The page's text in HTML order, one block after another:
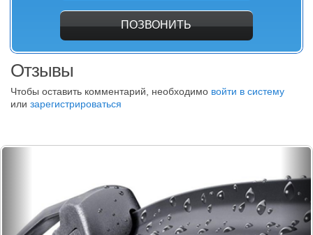
ПОЗВОНИТЬ
Отзывы
Чтобы оставить комментарий, необходимо войти в систему
или зарегистрироваться